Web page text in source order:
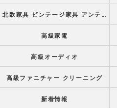
北欧家具 ビンテージ家具 アンティーク家具
高級家電
高級オーディオ
高級ファニチャー クリーニング
新着情報